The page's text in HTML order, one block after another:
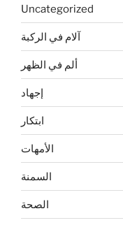
Uncategorized
آلام في الركبة
ألم في الظهر
إجهاد
ابتكار
الأمهات
السمنة
الصحة